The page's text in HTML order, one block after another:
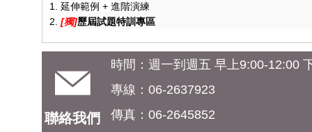
1. 延伸範例 + 進階演練
2. [獨]歷屆試題特訓專區
聯絡我們
時間：週一到週五 早上9:00-12:00
專線：06-2637923
傳真：06-2645852